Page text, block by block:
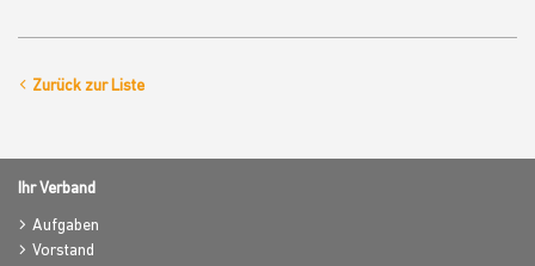
Zurück zur Liste
Ihr Verband
Aufgaben
Vorstand